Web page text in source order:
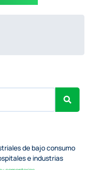
de bajo consumo
e industrias